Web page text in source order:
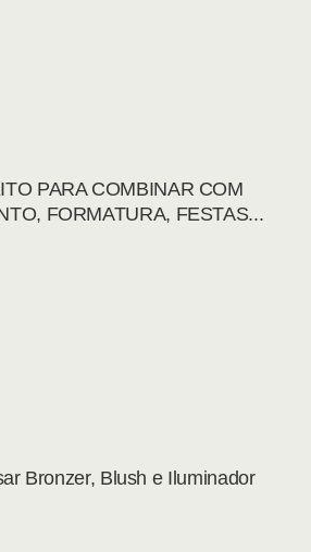
PARA COMBINAR COM
FORMATURA, FESTAS...
Bronzer, Blush e Iluminador